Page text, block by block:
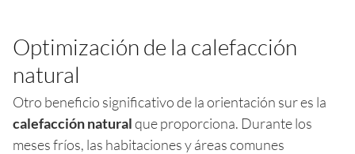
Optimización de la calefacción
natural
Otro beneficio significativo de la orientación sur es la
calefacción naturalque proporciona. Durante los
meses fríos, las habitaciones y áreas comunes